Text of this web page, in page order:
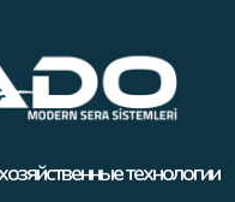
технологии